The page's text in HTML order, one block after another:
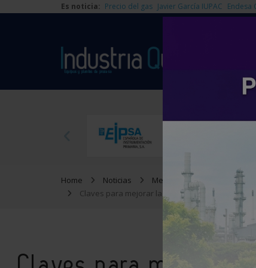
Es noticia: Precio del gas Javier García IUPAC Endesa
Home Noticias
Medioambiente
Claves para mejorar la sostenibilidad de la